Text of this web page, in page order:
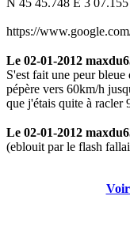
https://
Le 02-01-2012
S'est fait une peur
pépère vers 60km/h
que j'étais quite à racler
Le 02-01-2012
(eblouit par le flash
Voir